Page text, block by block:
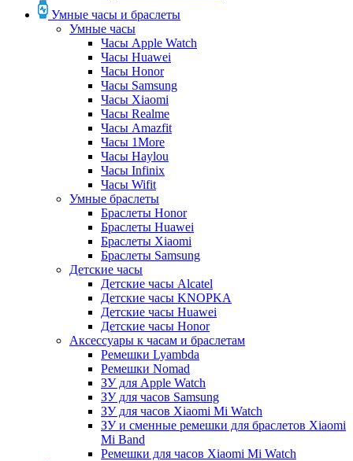
Умные часы и браслеты
Умные часы
Часы Apple Watch
Часы Huawei
Часы Honor
Часы Samsung
Часы Xiaomi
Часы Realme
Часы Amazfit
Часы 1More
Часы Haylou
Часы Infinix
Часы Wifit
Умные браслеты
Браслеты Honor
Браслеты Huawei
Браслеты Xiaomi
Браслеты Samsung
Детские часы
Детские часы Alcatel
Детские часы KNOPKA
Детские часы Huawei
Детские часы Honor
Аксессуары к часам и браслетам
Ремешки Lyambda
Ремешки Nomad
ЗУ для Apple Watch
ЗУ для часов Samsung
ЗУ для часов Xiaomi Mi Watch
ЗУ и сменные ремешки для браслетов Xiaomi
Mi Band
Ремешки для часов Xiaomi Mi Watch